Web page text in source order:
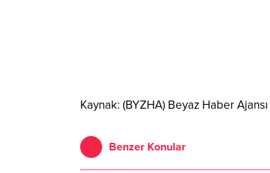
Kaynak: (BYZHA) Beyaz Haber Ajansı
Benzer Konular